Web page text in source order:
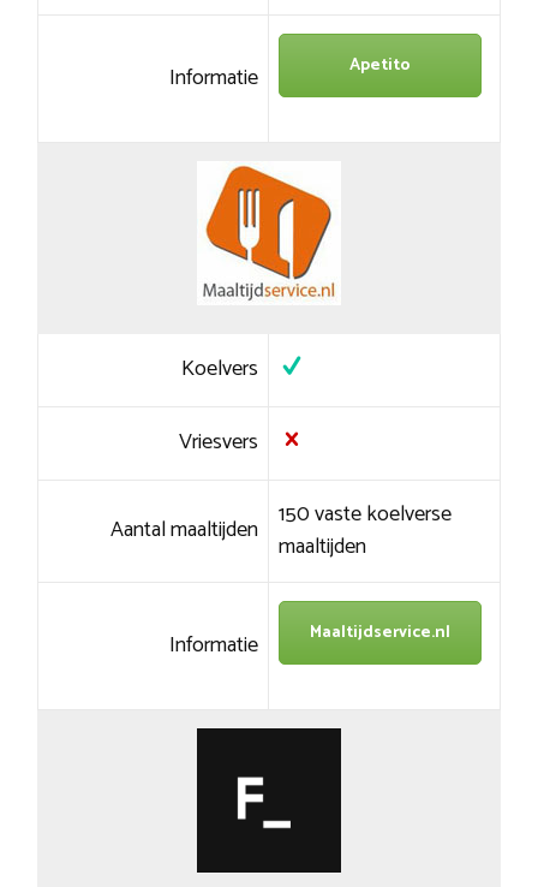
Informatie Apetito
Koelvers
Vriesvers
Aantal maaltijden 150 vaste koelverse
maaltijden
Informatie Maaltijdservice.nl